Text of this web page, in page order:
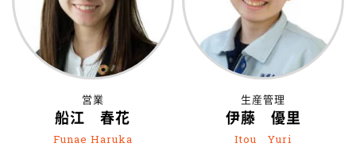
営業
船江 春花
Funae Haruka
生産管理
伊藤 優里
Itou Yuri